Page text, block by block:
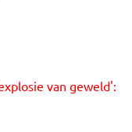
van geweld':